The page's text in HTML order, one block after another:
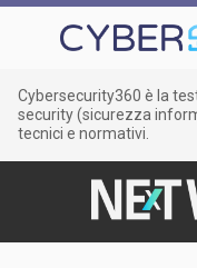
Cybersecurity360 è la
security (sicurezza
tecnici e normativi.